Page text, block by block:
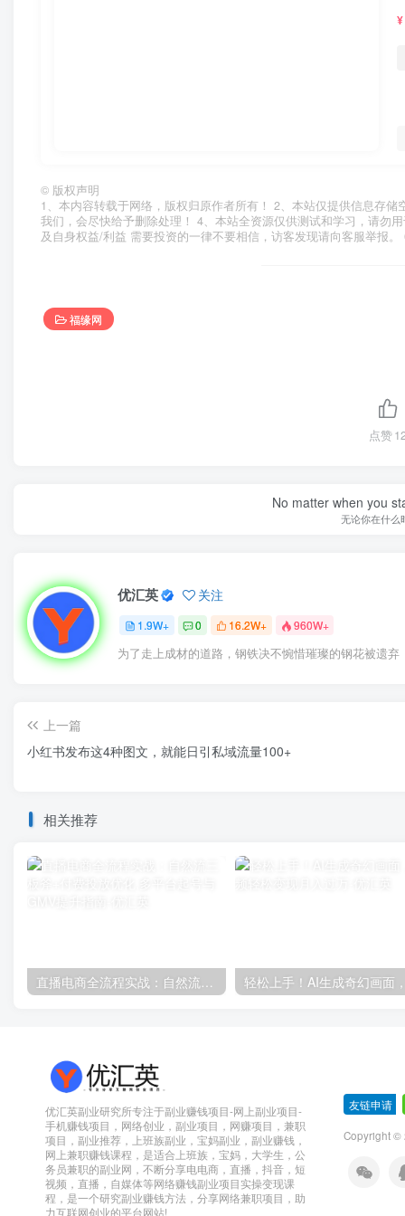
¥
© 版权声明
1、本内容转载于网络，版权归原作者所有！ 2、本站仅提供信息存
我们，会尽快给予删除处理！ 4、本站全资源仅供测试和学习，请勿
及自身权益/利益 需要投资的一律不要相信，访客发现请向客服举报
福缘网
点赞
No matter when you
无论你在什么
优汇英 关注
1.9W+ 0 16.2W+ 960W+
为了走上成材的道路，钢铁决不惋惜璀璨的钢花被遗弃
上一篇
小红书发布这4种图文，就能日引私域流量100+
相关推荐
优汇英副业研究所专注于副业赚钱项目-网上副业项目-
手机赚钱项目，网络创业，副业项目，网赚项目，兼职
项目，副业推荐，上班族副业，宝妈副业，副业赚钱，
网上兼职赚钱课程，是适合上班族，宝妈，大学生，公
务员兼职的副业网，不断分享电电商，直播，抖音，短
视频，直播，自媒体等网络赚钱副业项目实操变现课
程，是一个研究副业赚钱方法，分享网络兼职项目，助
力互联网创业的平台网站!
友链申请
Copyright ©